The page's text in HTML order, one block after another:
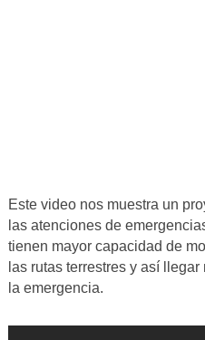
Este video nos muestra un
las atenciones de
tienen mayor capacidad de
las rutas terrestres y así
la emergencia.